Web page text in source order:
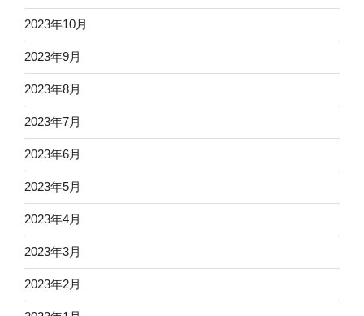
2023年10月
2023年9月
2023年8月
2023年7月
2023年6月
2023年5月
2023年4月
2023年3月
2023年2月